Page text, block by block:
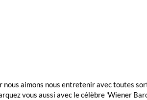
nous aimons nous entretenir avec toutes
vous aussi avec le célèbre 'Wiener